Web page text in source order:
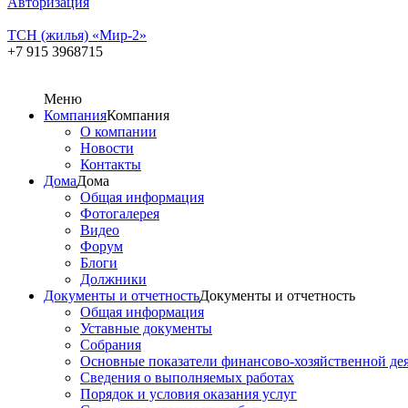
ТСН (жилья) «Мир-2»
+7 915 3968715
Меню
КомпанияКомпания
О компании
Новости
Контакты
ДомаДома
Общая информация
Фотогалерея
Видео
Форум
Блоги
Должники
Документы и отчетностьДокументы и отчетность
Общая информация
Уставные документы
Собрания
Основные показатели финансово-хозяйственной
Сведения о выполняемых работах
Порядок и условия оказания услуг